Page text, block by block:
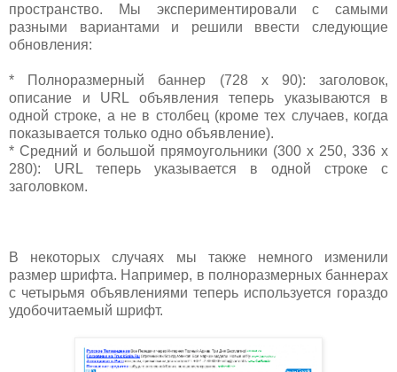
пространство. Мы экспериментировали с самыми
разными вариантами и решили ввести следующие
обновления:
* Полноразмерный баннер (728 x 90): заголовок,
описание и URL объявления теперь указываются в
одной строке, а не в столбец (кроме тех случаев, когда
показывается только одно объявление).
* Средний и большой прямоугольники (300 x 250, 336 x
280): URL теперь указывается в одной строке с
заголовком.
В некоторых случаях мы также немного изменили
размер шрифта. Например, в полноразмерных баннерах
с четырьмя объявлениями теперь используется гораздо
удобочитаемый шрифт.